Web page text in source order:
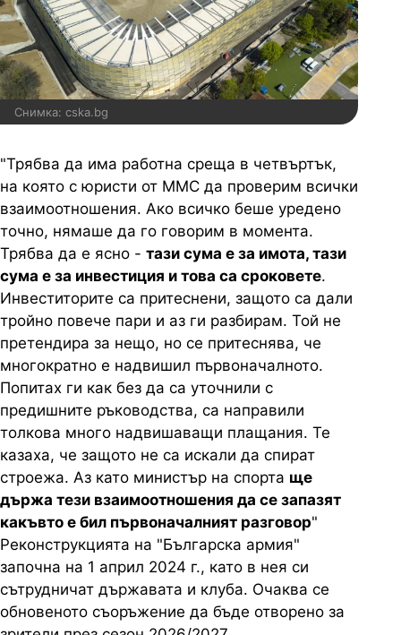
Снимка: cska.bg
"Трябва да има работна среща в четвъртък,
на която с юристи от ММС да проверим всички
взаимоотношения. Ако всичко беше уредено
точно, нямаше да го говорим в момента.
Трябва да е ясно - тази сума е за имота, тази
сума е за инвестиция и това са сроковете.
Инвеститорите са притеснени, защото са дали
тройно повече пари и аз ги разбирам. Той не
претендира за нещо, но се притеснява, че
многократно е надвишил първоначалното.
Попитах ги как без да са уточнили с
предишните ръководства, са направили
толкова много надвишаващи плащания. Те
казаха, че защото не са искали да спират
строежа. Аз като министър на спорта ще
държа тези взаимоотношения да се запазят
какъвто е бил първоначалният разговор"
Реконструкцията на "Българска армия"
започна на 1 април 2024 г., като в нея си
сътрудничат държавата и клуба. Очаква се
обновеното съоръжение да бъде отворено за